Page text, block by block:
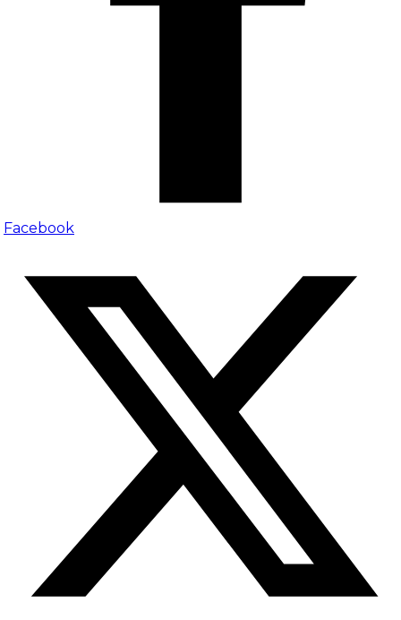
Facebook